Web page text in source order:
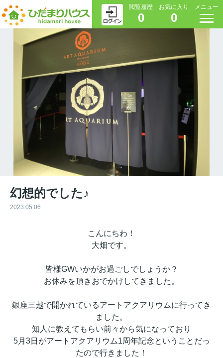
閲覧履歴
0
お気に入り
0
メニュー
幻想的でした♪
2023.05.06
こんにちわ！
大畑です。
皆様GWいかがお過ごしでしょうか？
お休みを頂きおでかけしてきました。
銀座三越で開かれているアートアクアリウムに行ってき
ました。
知人に教えてもらい前々から気になっており
5月3日がアートアクアリウム1周年記念ということだっ
たので行きました！